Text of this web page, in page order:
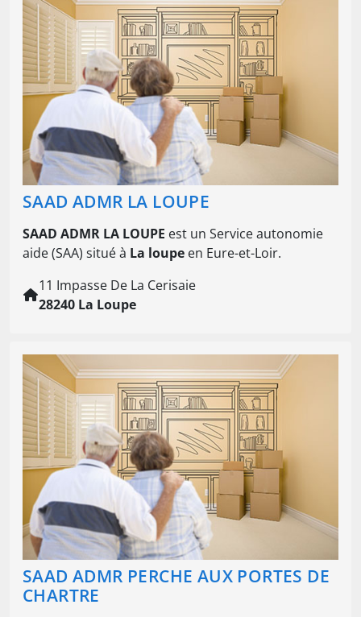
SAAD ADMR LA LOUPE
SAAD ADMR LA LOUPE est un Service autonomie
aide (SAA) situé à La loupe en Eure-et-Loir.
11 Impasse De La Cerisaie
28240 La Loupe
SAAD ADMR PERCHE AUX PORTES DE
CHARTRE